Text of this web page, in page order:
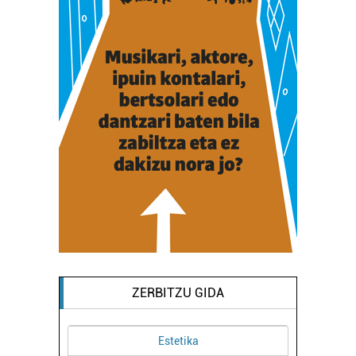
ZERBITZU GIDA
Osasungintza